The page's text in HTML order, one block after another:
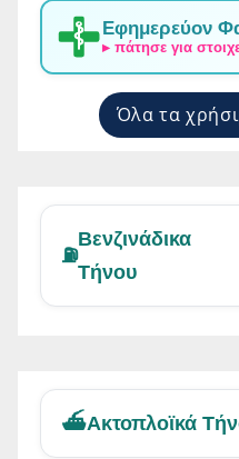
Εφημερεύον
▸ πάτησε για
Όλα τα
⛽
Βενζινάδικα
Τήνου
⛴️Ακτοπλοϊκά